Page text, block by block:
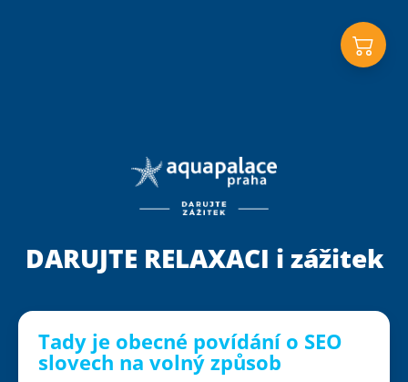
DARUJTE RELAXACI i zážitek
Tady je obecné povídání o SEO
slovech na volný způsob